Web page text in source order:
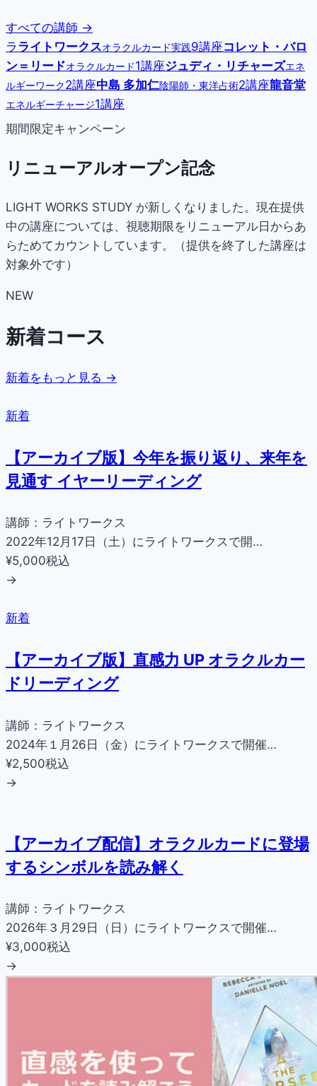
すべての講師 →
ラ ライトワークスオラクルカード実践9講座コレット・バロ
ン＝リードオラクルカード1講座ジュディ・リチャーズエネ
ルギーワーク2講座中島 多加仁陰陽師・東洋占術2講座龍音堂
エネルギーチャージ1講座
期間限定キャンペーン
リニューアルオープン記念
LIGHT WORKS STUDY が新しくなりました。現在提供
中の講座については、視聴期限をリニューアル日からあ
らためてカウントしています。（提供を終了した講座は
対象外です）
NEW
新着コース
新着をもっと見る →
新着
【アーカイブ版】今年を振り返り、来年を
見通す イヤーリーディング
講師：ライトワークス
2022年12月17日（土）にライトワークスで開…
¥5,000税込
→
新着
【アーカイブ版】直感力 UP オラクルカー
ドリーディング
講師：ライトワークス
2024年１月26日（金）にライトワークスで開催…
¥2,500税込
→
【アーカイブ配信】オラクルカードに登場
するシンボルを読み解く
講師：ライトワークス
2026年３月29日（日）にライトワークスで開催…
¥3,000税込
→